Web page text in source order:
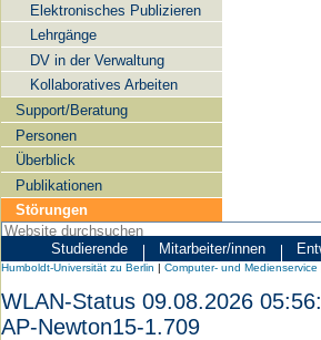
Elektronisches Publizieren
Lehrgänge
DV in der Verwaltung
Kollaboratives Arbeiten
Support/Beratung
Personen
Überblick
Publikationen
Störungen
Zielgruppen
Studierende Mitarbeiter/innen
Humboldt-Universität zu Berlin | Computer- und Medienservice
WLAN-Status 09.08.2026
AP-Newton15-1.709